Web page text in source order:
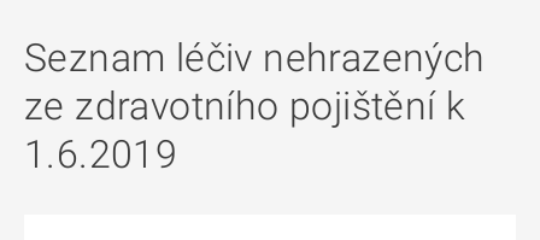
Seznam léčiv nehrazených
ze zdravotního pojištění k
1.6.2019